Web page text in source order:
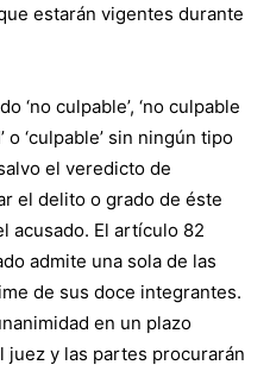
estarán vigentes durante
‘no culpable’, ‘no culpable
‘culpable’ sin ningún tipo
el veredicto de
el delito o grado de éste
acusado. El artículo 82
admite una sola de las
de sus doce integrantes.
en un plazo
juez y las partes procurarán